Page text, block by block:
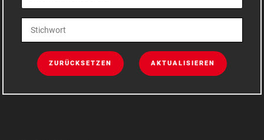
ZURÜCKSETZEN AKTUALISIEREN